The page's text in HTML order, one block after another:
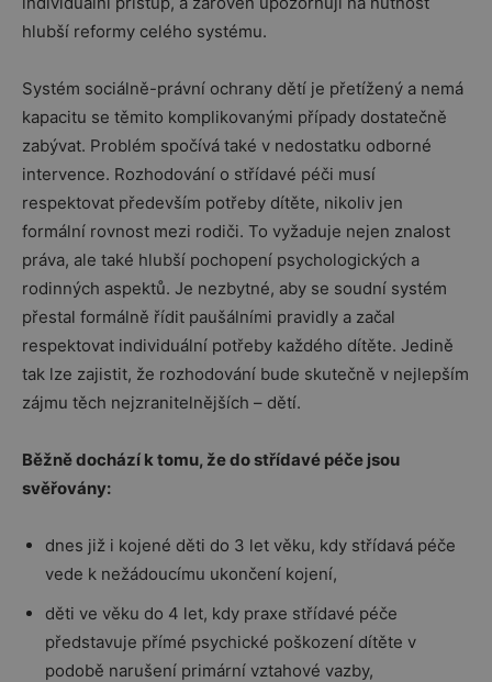
hlubší reformy celého systému.
Systém sociálně-právní ochrany dětí je přetížený a nemá
kapacitu se těmito komplikovanými případy dostatečně
zabývat. Problém spočívá také v nedostatku odborné
intervence. Rozhodování o střídavé péči musí
respektovat především potřeby dítěte, nikoliv jen
formální rovnost mezi rodiči. To vyžaduje nejen znalost
práva, ale také hlubší pochopení psychologických a
rodinných aspektů. Je nezbytné, aby se soudní systém
přestal formálně řídit paušálními pravidly a začal
respektovat individuální potřeby každého dítěte. Jedině
tak lze zajistit, že rozhodování bude skutečně v nejlepším
zájmu těch nejzranitelnějších – dětí.
Běžně dochází k tomu, že do střídavé péče jsou
svěřovány:
dnes již i kojené děti do 3 let věku, kdy střídavá péče
vede k nežádoucímu ukončení kojení,
děti ve věku do 4 let, kdy praxe střídavé péče
představuje přímé psychické poškození dítěte v
podobě narušení primární vztahové vazby,